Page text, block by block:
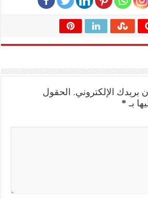
بريدك الإلكتروني.
الحقول
بـ *